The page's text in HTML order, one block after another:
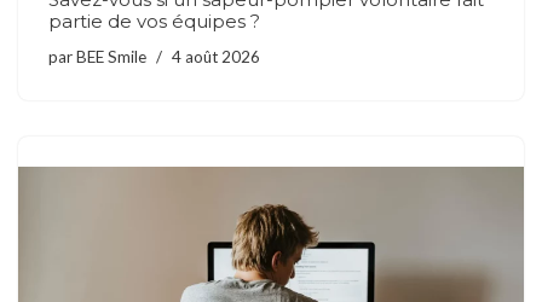
partie de vos équipes ?
parBEE Smile 4 août 2026